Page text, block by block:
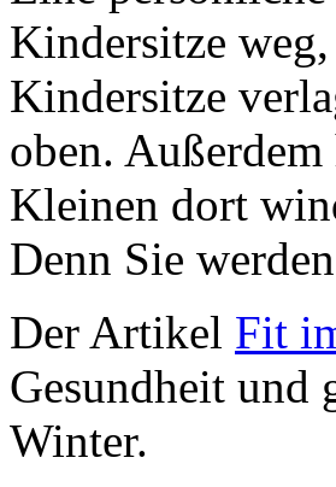
Kindersitze
Kindersitze
oben.
Kleinen dort
Denn Sie
Der Artikel Fit
Gesundheit und
Winter.